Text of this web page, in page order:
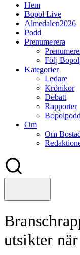
Hem
Bopol Live
Almedalen2026
Podd
Prenumerera
Följ
Kategorier
Ledare
Krönikor
Debatt
Rapporter
Om
Om
utsikter